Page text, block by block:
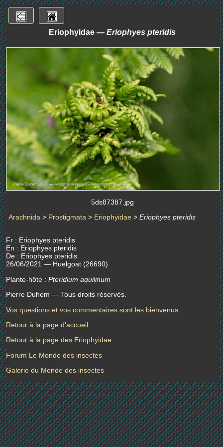
Eriophyidae —Eriophyes pteridis
5ds87387.jpg
Arachnida > Prostigmata > Eriophyidae > Eriophyes pteridis
Fr : Eriophyes pteridis
En : Eriophyes pteridis
De : Eriophyes pteridis
26/06/2021 — Huelgoat (26690)
Plante-hôte : Pteridium aquilinum
Pierre Duhem — Tous droits réservés.
Vos questions et vos commentaires sont les bienvenus.
Retour à la page d'accueil
Retour à la page des Eriophyidae
Forum Le Monde des insectes
Galerie du Monde des insectes